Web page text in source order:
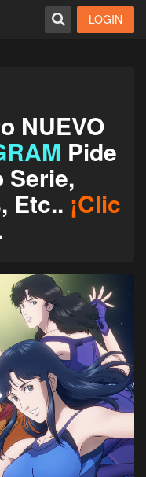
LOGIN
NUEVO
Pide
Serie,
Etc.. ¡Clic